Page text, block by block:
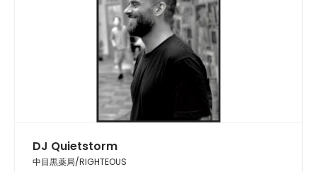
DJ Quietstorm
中目黒薬局/RIGHTEOUS